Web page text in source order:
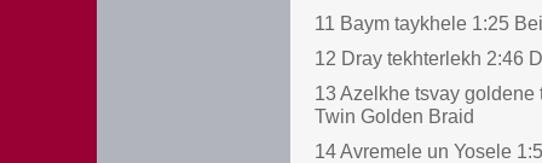
11 Baym taykhele 1:25
12 Dray tekhterlekh 2:46
13 Azelkhe tsvay
Twin Golden Braid
14 Avremele un Yosele